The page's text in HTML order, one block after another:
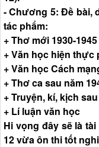
- Chương 5: Đề bài,
tác phẩm:
+ Thơ mới 1930-1945
+ Văn học hiện thực
+ Văn học Cách
+ Thơ ca sau năm
+ Truyện, kí, kịch
+ Lí luận văn học
Hi vọng đây sẽ là
12 vừa ôn thi tốt